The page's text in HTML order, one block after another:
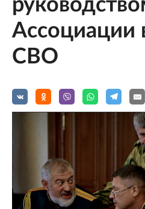
Ассоциации
СВО